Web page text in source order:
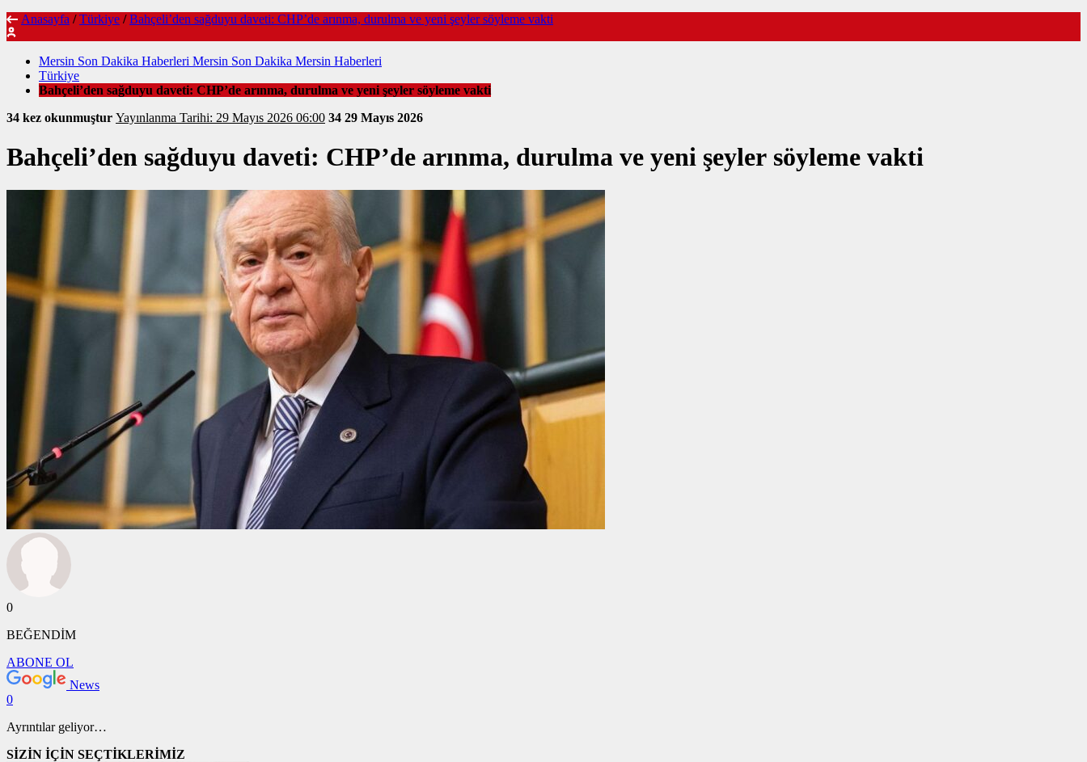
Anasayfa / Türkiye / Bahçeli’den sağduyu daveti: CHP’de arınma, durulma ve yeni şeyler söyleme vakti
Mersin Son Dakika Haberleri Mersin Son Dakika Mersin Haberleri
Türkiye
Bahçeli’den sağduyu daveti: CHP’de arınma, durulma ve yeni şeyler söyleme vakti
34 kez okunmuştur
Yayınlanma Tarihi: 29 Mayıs 2026 06:00 34 29 Mayıs 2026
Bahçeli’den sağduyu daveti: CHP’de arınma, durulma ve yeni şeyler söyleme vakti
0
BEĞENDİM
ABONE OL
News
0
Ayrıntılar geliyor…
SİZİN İÇİN SEÇTİKLERİMİZ